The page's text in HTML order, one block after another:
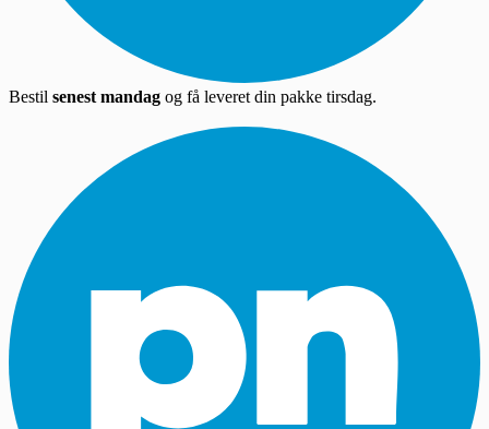
Bestil senest mandag og få leveret din pakke tirsdag.